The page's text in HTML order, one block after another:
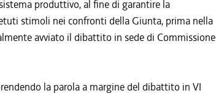
produttivo, al fine di garantire la
stimoli nei confronti della Giunta, prima nella
avviato il dibattito in sede di Commissione
la parola a margine del dibattito in VI